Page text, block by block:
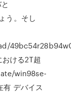
う。そし
ける2T超
win98se-
デバイス